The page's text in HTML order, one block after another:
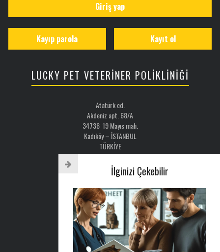
İlginizi Çekebilir
Giriş yap
Kayıt ol
Kayıp parola
LUCKY PET VETERİNER POLİKLİNİĞİ
Atatürk cd.
Akdeniz apt. 68/A
34736 19 Mayıs mah.
Kadıköy – İSTANBUL
TÜRKİYE
Email: luckypet@luckypet.com.tr
www.luckypet.com.tr
Tel : 0216 386 77 52
AYLIK BÜLTEN